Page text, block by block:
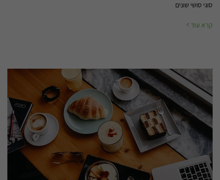
סוגי סושי שונים
קרא עוד